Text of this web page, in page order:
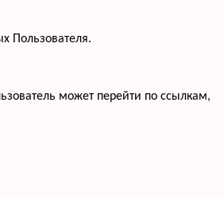
Пользователя.
может перейти по ссылкам,